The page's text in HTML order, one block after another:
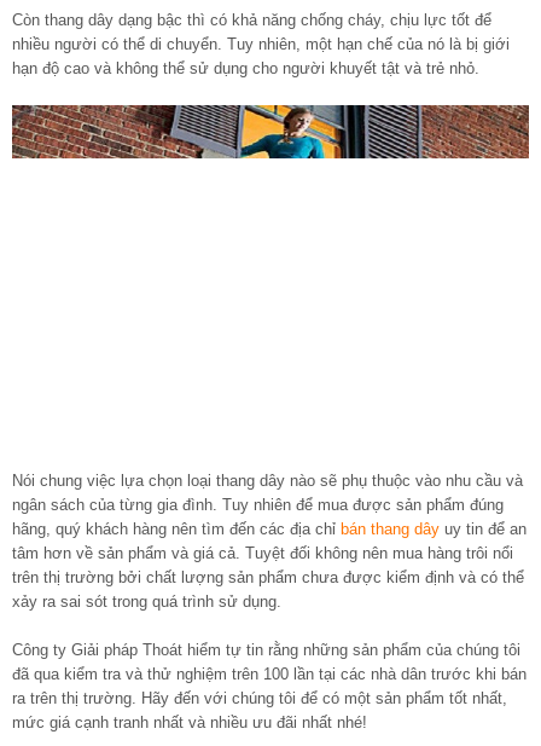
Còn thang dây dạng bậc thì có khả năng chống cháy, chịu lực tốt để
nhiều người có thể di chuyển. Tuy nhiên, một hạn chế của nó là bị giới
hạn độ cao và không thể sử dụng cho người khuyết tật và trẻ nhỏ.
Nói chung việc lựa chọn loại thang dây nào sẽ phụ thuộc vào nhu cầu và
ngân sách của từng gia đình. Tuy nhiên để mua được sản phẩm đúng
hãng, quý khách hàng nên tìm đến các địa chỉ bán thang dây uy tin để an
tâm hơn về sản phẩm và giá cả. Tuyệt đối không nên mua hàng trôi nổi
trên thị trường bởi chất lượng sản phẩm chưa được kiểm định và có thể
xảy ra sai sót trong quá trình sử dụng.
Công ty Giải pháp Thoát hiểm tự tin rằng những sản phẩm của chúng tôi
đã qua kiểm tra và thử nghiệm trên 100 lần tại các nhà dân trước khi bán
ra trên thị trường. Hãy đến với chúng tôi để có một sản phẩm tốt nhất,
mức giá cạnh tranh nhất và nhiều ưu đãi nhất nhé!